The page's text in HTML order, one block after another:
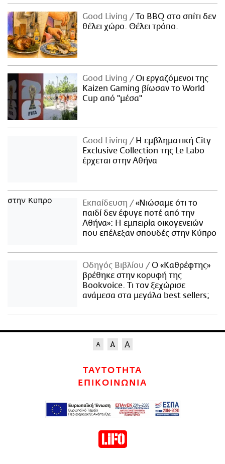
Good Living
Το BBQ στο σπίτι δεν
θέλει χώρο. Θέλει τρόπο.
Good Living
Οι εργαζόμενοι της
Kaizen Gaming βίωσαν το World
Cup από "μέσα"
Good Living
Η εμβληματική City
Exclusive Collection της Le Labo
έρχεται στην Αθήνα
Εκπαίδευση
«Νιώσαμε ότι το
παιδί δεν έφυγε ποτέ από την
Αθήνα»: Η εμπειρία οικογενειών
που επέλεξαν σπουδές στην Κύπρο
Οδηγός Βιβλίου
Ο «Καθρέφτης»
βρέθηκε στην κορυφή της
Bookvoice. Τι τον ξεχώρισε
ανάμεσα στα μεγάλα best sellers;
ΤΑΥΤΟΤΗΤΑ
ΕΠΙΚΟΙΝΩΝΙΑ